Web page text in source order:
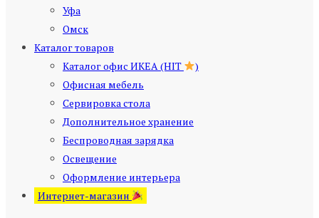
Уфа
Омск
Каталог товаров
Каталог офис ИКЕА (HIT
)
Офисная мебель
Сервировка стола
Дополнительное хранение
Беспроводная зарядка
Освещение
Оформление интерьера
Интернет-магазин